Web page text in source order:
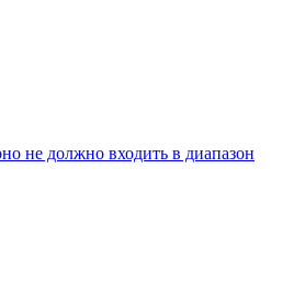
не должно входить в диапазон